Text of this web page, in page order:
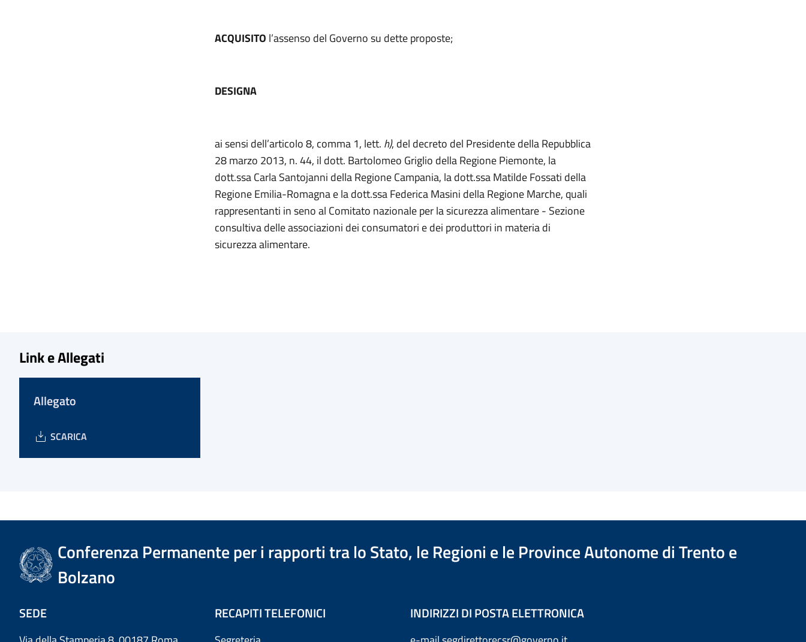
ACQUISITO l’assenso del Governo su dette proposte;
DESIGNA
ai sensi dell’articolo 8, comma 1, lett. h), del decreto del Presidente della Repubblica
28 marzo 2013, n. 44, il dott. Bartolomeo Griglio della Regione Piemonte, la
dott.ssa Carla Santojanni della Regione Campania, la dott.ssa Matilde Fossati della
Regione Emilia-Romagna e la dott.ssa Federica Masini della Regione Marche, quali
rappresentanti in seno al Comitato nazionale per la sicurezza alimentare - Sezione
consultiva delle associazioni dei consumatori e dei produttori in materia di
sicurezza alimentare.
Link e Allegati
Allegato
SCARICA
Conferenza Permanente per i rapporti tra lo Stato, le Regioni e le Province Autonome di Trento e
Bolzano
SEDE RECAPITI TELEFONICI INDIRIZZI DI POSTA ELETTRONICA